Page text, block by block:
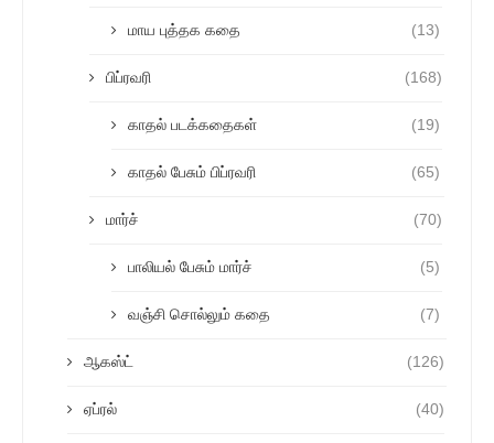
மாய புத்தக கதை (13)
பிப்ரவரி (168)
காதல் படக்கதைகள் (19)
காதல் பேசும் பிப்ரவரி (65)
மார்ச் (70)
பாலியல் பேசும் மார்ச் (5)
வஞ்சி சொல்லும் கதை (7)
ஆகஸ்ட் (126)
ஏப்ரல் (40)